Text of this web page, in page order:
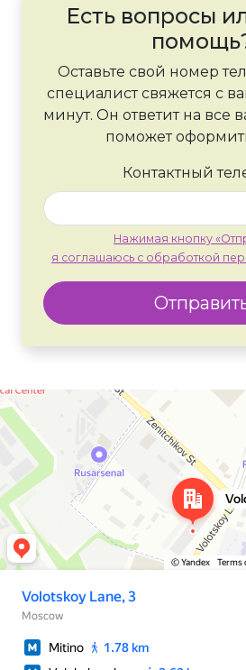
Есть вопросы
Оставьте свой номер
специалист свяжется с
минут. Он ответит на все
поможет
Контактный
Нажимая кнопку
я соглашаюсь с обработкой
Москва
Яндекс Карты — транспорт, навигация,